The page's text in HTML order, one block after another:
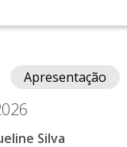
Apresentação
Silva